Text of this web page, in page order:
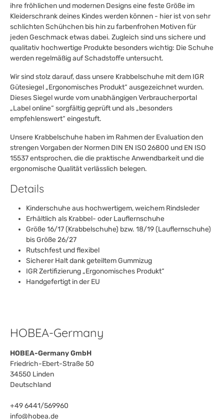
ihre fröhlichen und modernen Designs eine feste Größe im
Kleiderschrank deines Kindes werden können - hier ist von sehr
schlichten Schühchen bis hin zu farbenfrohen Motiven für
jeden Geschmack etwas dabei. Zugleich sind uns sichere und
qualitativ hochwertige Produkte besonders wichtig: Die Schuhe
werden regelmäßig auf Schadstoffe untersucht.
Wir sind stolz darauf, dass unsere Krabbelschuhe mit dem IGR
Gütesiegel „Ergonomisches Produkt“ ausgezeichnet wurden.
Dieses Siegel wurde vom unabhängigen Verbraucherportal
„Label online“ sorgfältig geprüft und als „besonders
empfehlenswert“ eingestuft.
Unsere Krabbelschuhe haben im Rahmen der Evaluation den
strengen Vorgaben der Normen DIN EN ISO 26800 und EN ISO
15537 entsprochen, die die praktische Anwendbarkeit und die
ergonomische Qualität verlässlich belegen.
Details
Kinderschuhe aus hochwertigem, weichem Rindsleder
Erhältlich als Krabbel- oder Lauflernschuhe
Größe 16/17 (Krabbelschuhe) bzw. 18/19 (Lauflernschuhe)
bis Größe 26/27
Rutschfest und flexibel
Sicherer Halt dank geteiltem Gummizug
IGR Zertifizierung „Ergonomisches Produkt“
Handgefertigt in der EU
HOBEA-Germany
HOBEA-Germany GmbH
Friedrich-Ebert-Straße 50
34550 Linden
Deutschland
+49 6441/569960
info@hobea.de